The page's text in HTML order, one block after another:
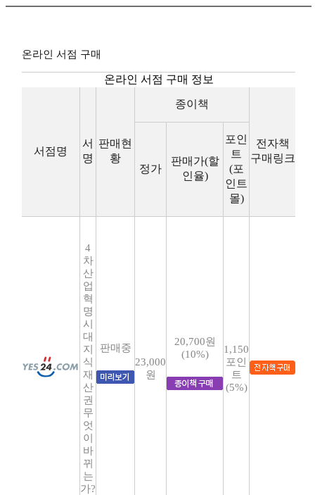
온라인 서점 구매
온라인 서점 구매 정보
서점명
서
명
판매현
황
종이책
전자책
구매링크
정가
판매가(할
인율)
포인
트
(포
인트
몰)
4
차
산
업
혁
명
시
대
지
식
재
산
권
무
엇
이
바
뀌
는
가?
판매중
23,000
원
20,700원
(10%)
1,150
포인
트
(5%)